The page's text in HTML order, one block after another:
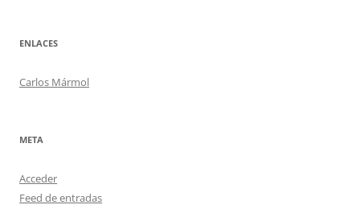
ENLACES
Carlos Mármol
META
Acceder
Feed de entradas